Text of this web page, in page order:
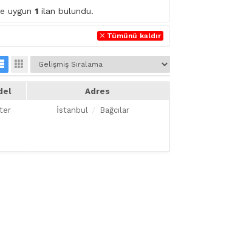
uygun 1ilan bulundu.
Tümünü kaldır
Adres
İstanbul Bağcılar